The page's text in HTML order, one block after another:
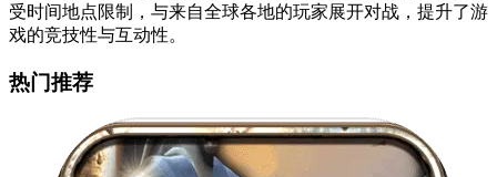
受时间地点限制，与来自全球各地的玩家展开对战，提升了游
戏的竞技性与互动性。
热门推荐